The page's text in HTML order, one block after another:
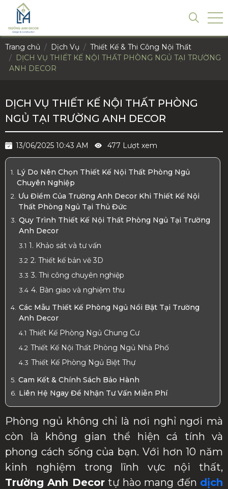
Trang chủ Dịch Vụ
Thiết Kế & Thi Công Nội Thất
DỊCH VỤ THIẾT KẾ NỘI THẤT PHÒNG NGỦ TẠI TRƯỜNG
ANH DECOR
DỊCH VỤ THIẾT KẾ NỘI THẤT PHÒNG
NGỦ TẠI TRƯỜNG ANH DECOR
13/06/2025 10:43 AM 477 Lượt xem
Lý Do Nên Chọn Thiết Kế Nội Thất Phòng Ngủ
Chuyên Nghiệp
Ưu Điểm Của Trường Anh Decor Khi Thiết Kế Nội
Thất Phòng Ngủ Tại Thủ Đức
Quy Trình Thiết Kế Nội Thất Phòng Ngủ Tại Trường
Anh Decor
1. Khảo sát và tư vấn
2. Thiết kế bản vẽ 3D
3. Thi công chuyên nghiệp
4. Bàn giao và nghiệm thu
Các Mẫu Thiết Kế Phòng Ngủ Nổi Bật Tại Trường
Anh Decor
Thiết Kế Phòng Ngủ Chung Cư
Thiết Kế Nội Thất Phòng Ngủ Nhà Phố
Thiết Kế Phòng Ngủ Biệt Thự
Cam Kết & Chính Sách Bảo Hành
Liên Hệ Ngay Để Nhận Tư Vấn Miễn Phí
Phòng ngủ không chỉ là nơi nghỉ ngơi mà
còn là không gian thể hiện cá tính và
phong cách sống của bạn. Với hơn 10 năm
kinh nghiệm trong lĩnh vực nội thất,
Trường Anh Decortự hào mang đến dịch